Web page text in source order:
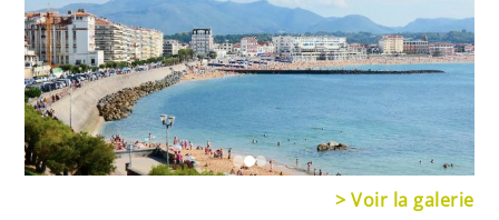
> Voir la galerie